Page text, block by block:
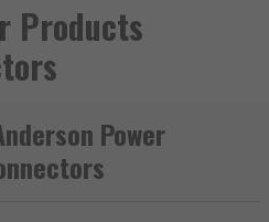
Products
Power